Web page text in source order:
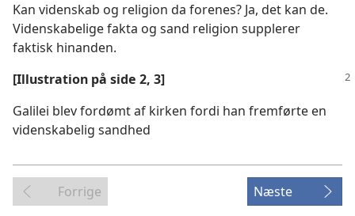
Kan videnskab og religion da forenes? Ja, det kan de.
Videnskabelige fakta og sand religion supplerer
faktisk hinanden.
[Illustration på side 2, 3]
Galilei blev fordømt af kirken fordi han fremførte en
videnskabelig sandhed
Forrige Næste